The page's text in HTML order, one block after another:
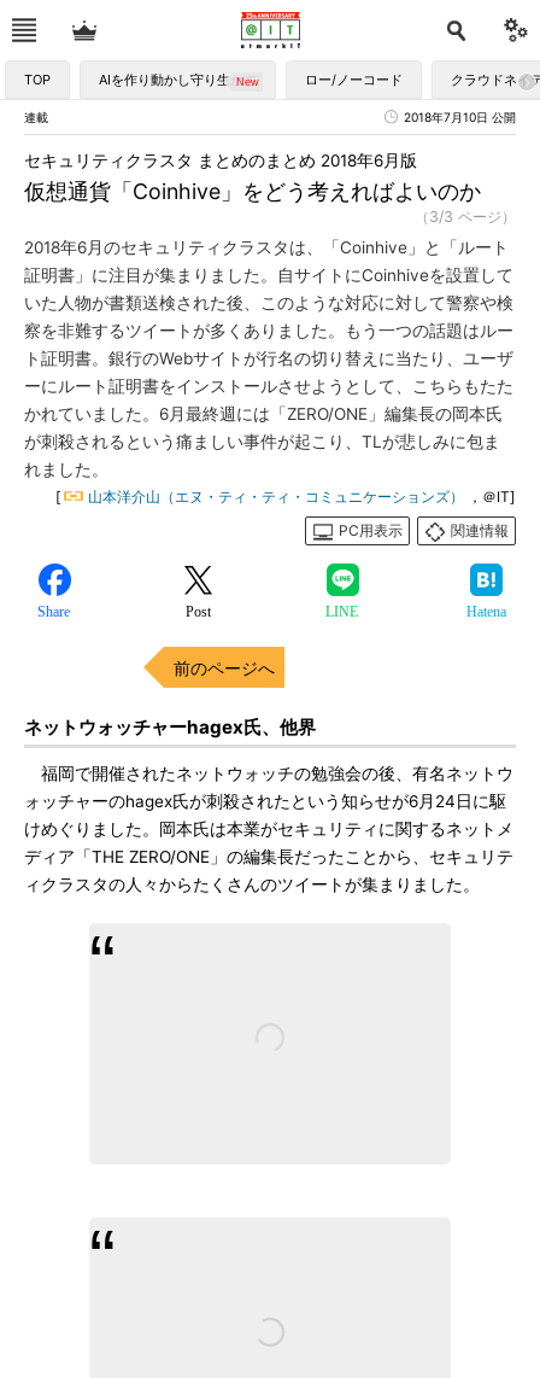
TOP AIを作り動かし守り生かす ロー/ノーコード クラウドネイ
連載 2018年7月10日 公開
仮想通貨「Coinhive」をどう考えればよいのか
セキュリティクラスタ まとめのまとめ 2018年6月版
（3/3 ページ）
2018年6月のセキュリティクラスタは、「Coinhive」と「ルート
証明書」に注目が集まりました。自サイトにCoinhiveを設置して
いた人物が書類送検された後、このような対応に対して警察や検
察を非難するツイートが多くありました。もう一つの話題はルー
ト証明書。銀行のWebサイトが行名の切り替えに当たり、ユーザ
ーにルート証明書をインストールさせようとして、こちらもたた
かれていました。6月最終週には「ZERO/ONE」編集長の岡本氏
が刺殺されるという痛ましい事件が起こり、TLが悲しみに包ま
れました。
[ 山本洋介山（エヌ・ティ・ティ・コミュニケーションズ）
，＠IT]
PC用表示
関連情報
Share Post LINE Hatena
前のページへ
ネットウォッチャーhagex氏、他界
福岡で開催されたネットウォッチの勉強会の後、有名ネットウ
ォッチャーのhagex氏が刺殺されたという知らせが6月24日に駆
けめぐりました。岡本氏は本業がセキュリティに関するネットメ
ディア「THE ZERO/ONE」の編集長だったことから、セキュリテ
ィクラスタの人々からたくさんのツイートが集まりました。